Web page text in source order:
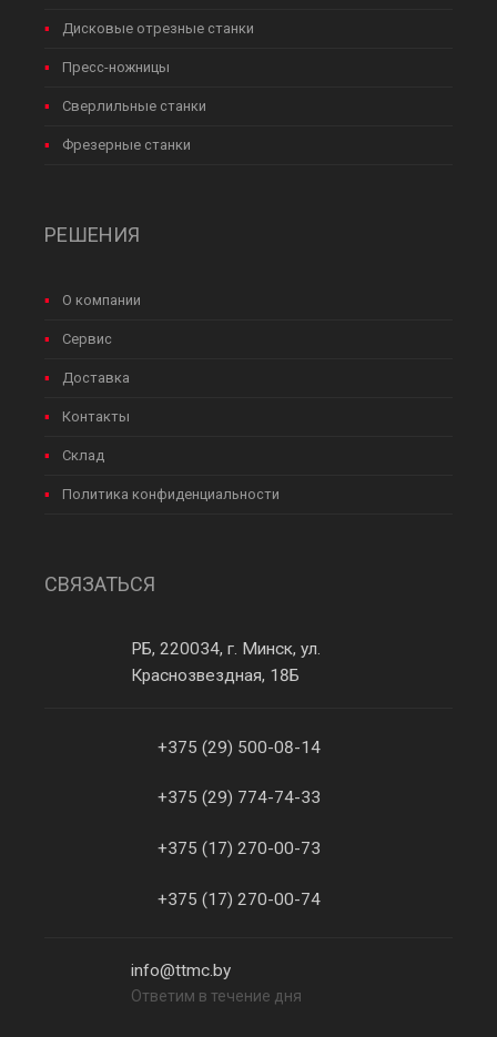
Дисковые отрезные станки
Пресс-ножницы
Сверлильные станки
Фрезерные станки
РЕШЕНИЯ
О компании
Сервис
Доставка
Контакты
Склад
Политика конфиденциальности
СВЯЗАТЬСЯ
РБ, 220034, г. Минск, ул.
Краснозвездная, 18Б
+375 (29) 500-08-14
+375 (29) 774-74-33
+375 (17) 270-00-73
+375 (17) 270-00-74
info@ttmc.by
Ответим в течение дня